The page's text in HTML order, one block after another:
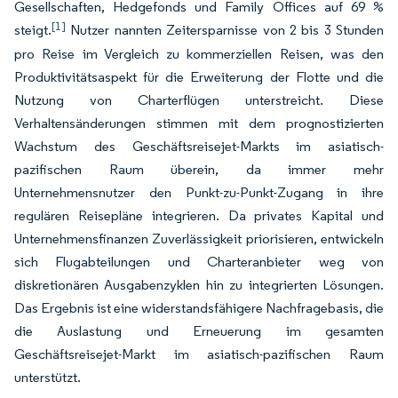
Gesellschaften, Hedgefonds und Family Offices auf 69 %
steigt.[1] Nutzer nannten Zeitersparnisse von 2 bis 3 Stunden
pro Reise im Vergleich zu kommerziellen Reisen, was den
Produktivitätsaspekt für die Erweiterung der Flotte und die
Nutzung von Charterflügen unterstreicht. Diese
Verhaltensänderungen stimmen mit dem prognostizierten
Wachstum des Geschäftsreisejet-Markts im asiatisch-
pazifischen Raum überein, da immer mehr
Unternehmensnutzer den Punkt-zu-Punkt-Zugang in ihre
regulären Reisepläne integrieren. Da privates Kapital und
Unternehmensfinanzen Zuverlässigkeit priorisieren, entwickeln
sich Flugabteilungen und Charteranbieter weg von
diskretionären Ausgabenzyklen hin zu integrierten Lösungen.
Das Ergebnis ist eine widerstandsfähigere Nachfragebasis, die
die Auslastung und Erneuerung im gesamten
Geschäftsreisejet-Markt im asiatisch-pazifischen Raum
unterstützt.